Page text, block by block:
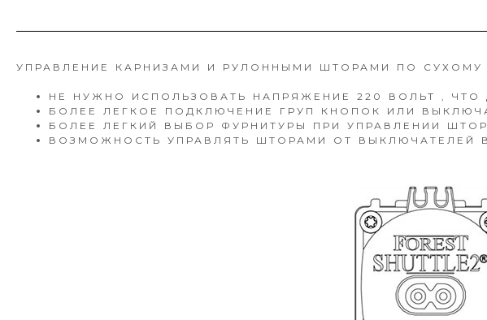
УПРАВЛЕНИЕ КАРНИЗАМИ И РУЛОННЫМИ ШТОРАМИ ПО СУХОМУ
НЕ НУЖНО ИСПОЛЬЗОВАТЬ НАПРЯЖЕНИЕ 220 ВОЛЬТ , ЧТО
БОЛЕЕ ЛЕГКОЕ ПОДКЛЮЧЕНИЕ ГРУП КНОПОК ИЛИ
БОЛЕЕ ЛЕГКИЙ ВЫБОР ФУРНИТУРЫ ПРИ УПРАВЛЕНИИ
ВОЗМОЖНОСТЬ УПРАВЛЯТЬ ШТОРАМИ ОТ ВЫКЛЮЧАТЕЛЕЙ